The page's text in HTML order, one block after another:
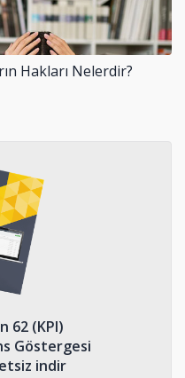
Hakları Nelerdir?
62 (KPI)
Göstergesi
indir